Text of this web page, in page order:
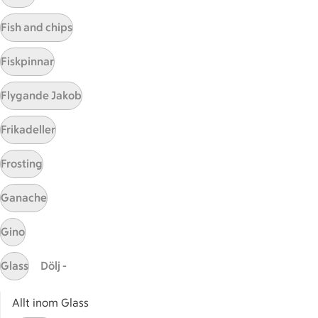
Sidfot
Start
Få snabbt svar
Prenumerera
Fish and chips
Fiskpinnar
Flygande Jakob
Frikadeller
Frosting
Ganache
Gino
Glass Dölj -
Allt inom Glass